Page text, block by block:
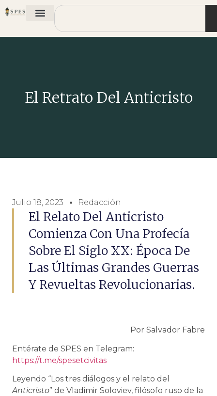
El Retrato Del Anticristo
Julio 18, 2023 Redacción
El Relato Del Anticristo
Comienza Con Una Profecía
Sobre El Siglo XX: Época De
Las Últimas Grandes Guerras
Y Revueltas Revolucionarias.
Por Salvador Fabre
Entérate de SPES en Telegram:
https://t.me/spesetcivitas
Leyendo “Los tres diálogos y el relato del
Anticristo” de Vladimir Soloviev, filósofo ruso de la